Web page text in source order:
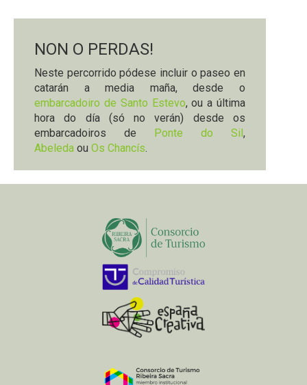
NON O PERDAS!
Neste percorrido pódese incluir o paseo en
catarán a media maña, desde o
embarcadoiro de Santo Estevo, ou a última
hora do día (só no verán) desde os
embarcadoiros de Ponte do Sil,
Abeleda ou Os Chancís.